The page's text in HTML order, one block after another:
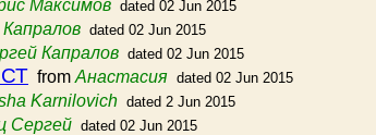
Максимов dated 02 Jun 2015
dated 02 Jun 2015
Капралов dated 02 Jun 2015
СТ from Анастасия dated 02 Jun 2015
Karnilovich dated 2 Jun 2015
Сергей dated 02 Jun 2015